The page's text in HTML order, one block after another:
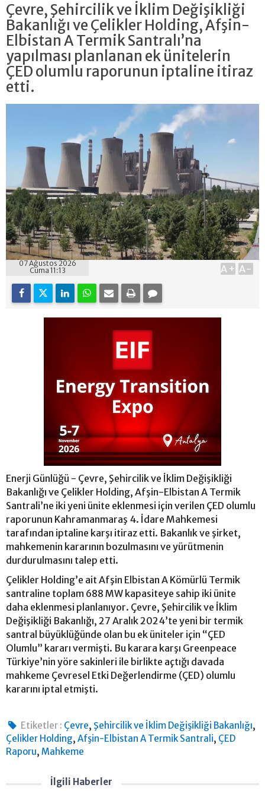
Çevre, Şehircilik ve İklim Değişikliği
Bakanlığı ve Çelikler Holding, Afşin-
Elbistan A Termik Santralı’na
yapılması planlanan ek ünitelerin
ÇED olumlu raporunun iptaline itiraz
etti.
07 Ağustos 2026
Cuma 11:13
A+ A-
Enerji Günlüğü - Çevre, Şehircilik ve İklim Değişikliği
Bakanlığı ve Çelikler Holding, Afşin-Elbistan A Termik
Santrali’ne iki yeni ünite eklenmesi için verilen ÇED olumlu
raporunun Kahramanmaraş 4. İdare Mahkemesi
tarafından iptaline karşı itiraz etti. Bakanlık ve şirket,
mahkemenin kararının bozulmasını ve yürütmenin
durdurulmasını talep etti.
Çelikler Holding’e ait Afşin Elbistan A Kömürlü Termik
santraline toplam 688 MW kapasiteye sahip iki ünite
daha eklenmesi planlanıyor. Çevre, Şehircilik ve İklim
Değişikliği Bakanlığı, 27 Aralık 2024’te yeni bir termik
santral büyüklüğünde olan bu ek üniteler için “ÇED
Olumlu” kararı vermişti. Bu karara karşı Greenpeace
Türkiye’nin yöre sakinleri ile birlikte açtığı davada
mahkeme Çevresel Etki Değerlendirme (ÇED) olumlu
kararını iptal etmişti.
Etiketler : Çevre, Şehircilik ve İklim Değişikliği Bakanlığı,
Çelikler Holding, Afşin-Elbistan A Termik Santrali, ÇED
Raporu, Mahkeme
İlgili Haberler